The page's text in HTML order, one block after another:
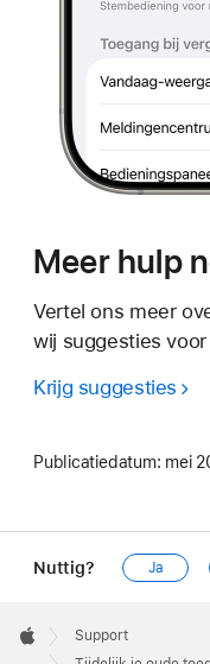
Meer hulp
Vertel ons meer
wij suggesties
Krijg suggesties
Publicatiedatum: mei
Nuttig? Ja
Footer

Apple
Support